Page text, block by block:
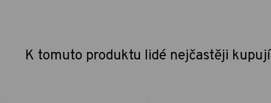
K tomuto produktu lidé nejčastěji kupují